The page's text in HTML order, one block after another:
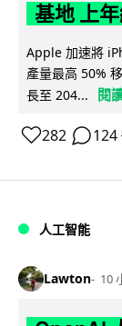
基地 上
Apple 加速將
產量最高 50%
長至 204...
閱
282 124
人工智能
Lawton 10